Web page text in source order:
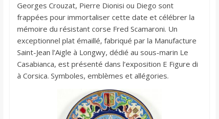
Georges Crouzat, Pierre Dionisi ou Diego sont
frappées pour immortaliser cette date et célébrer la
mémoire du résistant corse Fred Scamaroni. Un
exceptionnel plat émaillé, fabriqué par la Manufacture
Saint-Jean l’Aigle à Longwy, dédié au sous-marin Le
Casabianca, est présenté dans l’exposition E Figure di
à Corsica. Symboles, emblèmes et allégories.